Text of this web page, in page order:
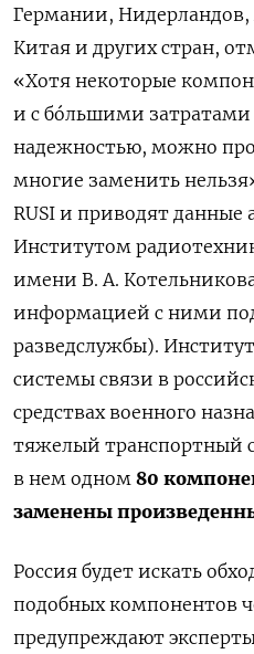
Германии,
Китая и других стран,
«Хотя некоторые
и с бóльшими
надежностью, можно
многие заменить
RUSI и приводят данные
Институтом
имени В. А.
информацией с ними
разведслужбы).
системы связи в
средствах военного
тяжелый транспортный
в нем одном 80
заменены
Россия будет искать
подобных компонентов
предупреждают эксперты